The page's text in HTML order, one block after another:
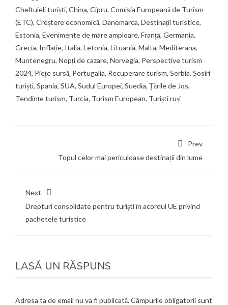
Cheltuieli turiști, China, Cipru, Comisia Europeană de Turism
(ETC), Creștere economică, Danemarca, Destinații turistice,
Estonia, Evenimente de mare amploare, Franța, Germania,
Grecia, Inflație, Italia, Letonia, Lituania, Malta, Mediterana,
Muntenegru, Nopți de cazare, Norvegia, Perspective turism
2024, Piețe sursă, Portugalia, Recuperare turism, Serbia, Sosiri
turiști, Spania, SUA, Sudul Europei, Suedia, Țările de Jos,
Tendințe turism, Turcia, Turism European, Turiști ruși
Prev
Topul celor mai periculoase destinații din lume
Next
Drepturi consolidate pentru turiști în acordul UE privind
pachetele turistice
LASĂ UN RĂSPUNS
Adresa ta de email nu va fi publicată.Câmpurile obligatorii sunt